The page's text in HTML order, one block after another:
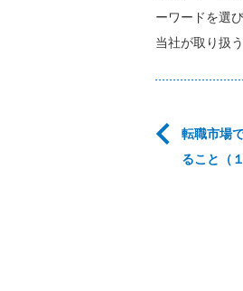
ーワードを選
当社が取り扱
転職市場
ること（１